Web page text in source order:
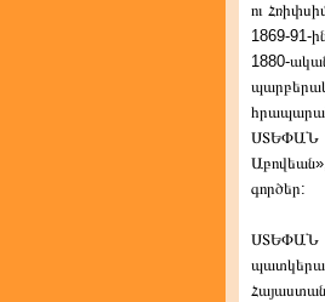
ու
1869-91-
1880-
ՍՏԵՓԱՆ
գործեր:
ՍՏԵՓԱՆ